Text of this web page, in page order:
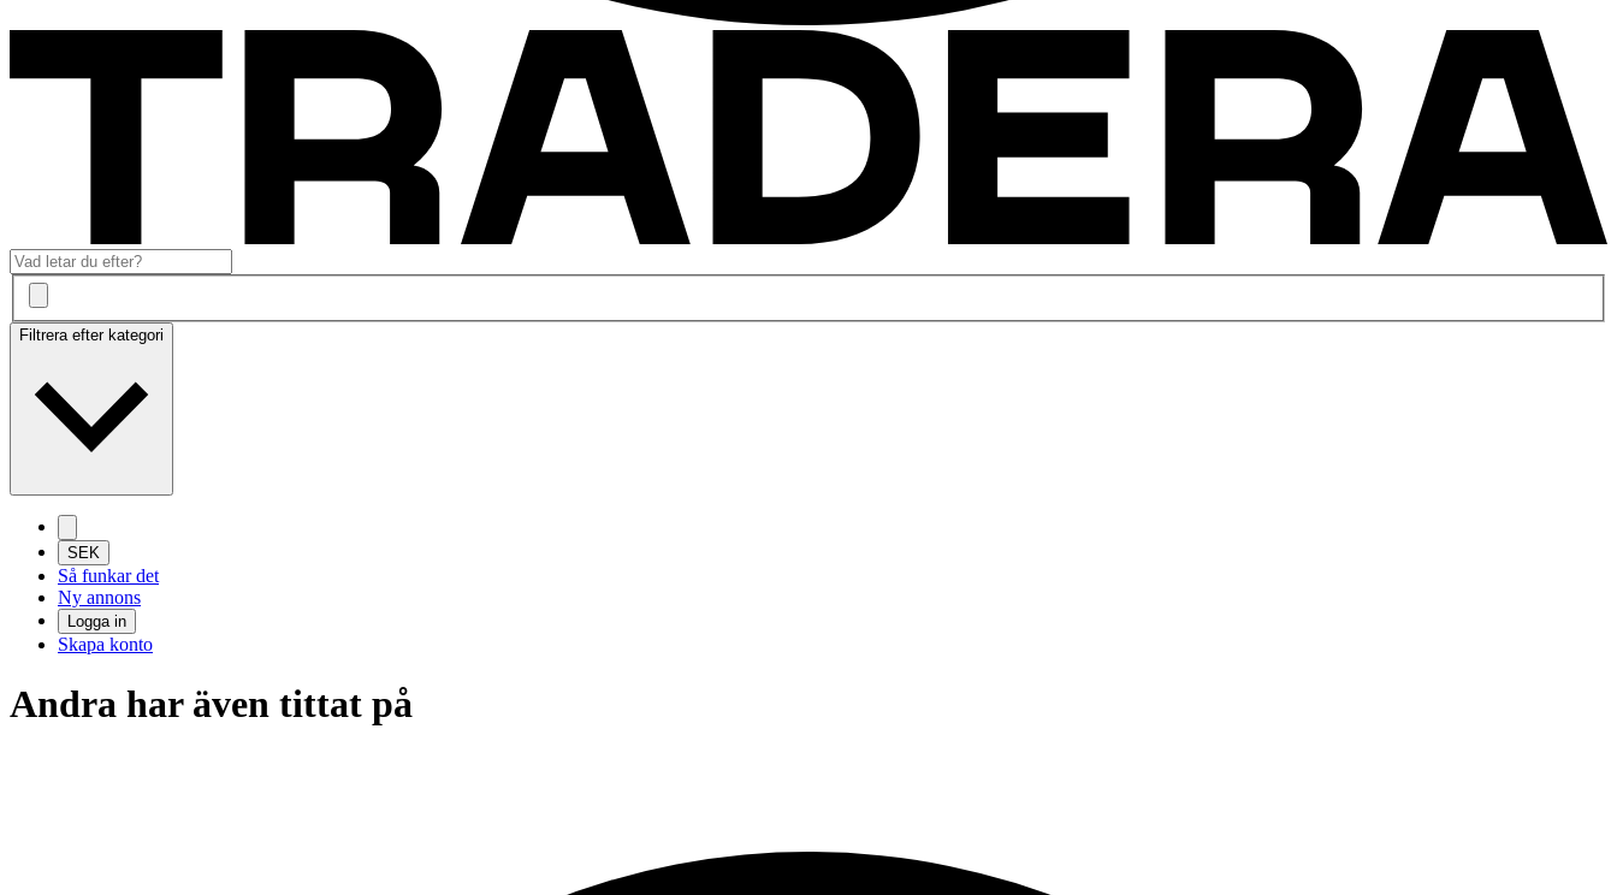
Filtrera efter kategori
SEK
Så funkar det
Ny annons
Logga in
Skapa konto
Andra har även tittat på